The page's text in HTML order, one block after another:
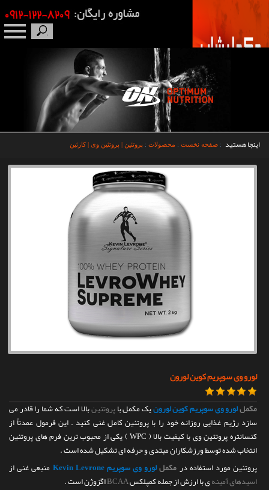
اینجا هستید : صفحه نخست : محصولات : پروتئین | پروتئین وی | کازئین
لورو وی سوپریم کوین لورون
مکمللورو وی سوپریم کوین لورونیک مکمل باپروتئینبالا است که شما را قادر می
سازد رژیم غذایی روزانه خود را با پروتئین کامل غنی کنید . این فرمول عمدتاً از
کنسانتره پروتئین وی با کیفیت بالا ( WPC ) یکی از محبوب ترین فرم های پروتئین
انتخاب شده توسط ورزشکاران مبتدی و حرفه ای تشکیل شده است .
پروتئین مورد استفاده درمکمللورو وی سوپریم Kevin Levrone
منبعی غنی از
اسیدهای آمینهی با ارزش از جمله کمپلکسBCAAاگزوژن است .